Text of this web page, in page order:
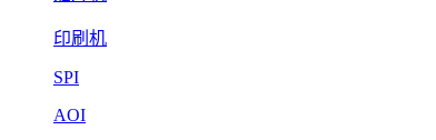
印刷机
SPI
AOI